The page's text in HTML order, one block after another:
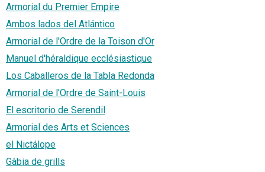
Armorial du Premier Empire
Ambos lados del Atlántico
Armorial de l'Ordre de la Toison d'Or
Manuel d'héraldique ecclésiastique
Los Caballeros de la Tabla Redonda
Armorial de l'Ordre de Saint-Louis
El escritorio de Serendil
Armorial des Arts et Sciences
el Nictálope
Gàbia de grills